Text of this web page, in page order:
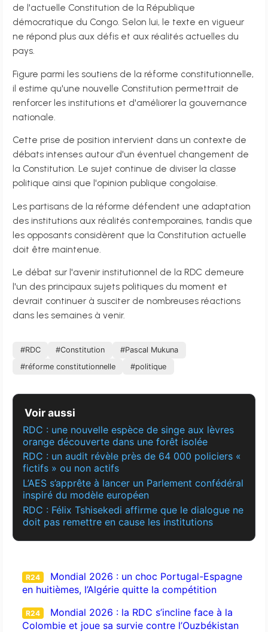
de l'actuelle Constitution de la République
démocratique du Congo. Selon lui, le texte en vigueur
ne répond plus aux défis et aux réalités actuelles du
pays.
Figure parmi les soutiens de la réforme constitutionnelle,
il estime qu'une nouvelle Constitution permettrait de
renforcer les institutions et d'améliorer la gouvernance
nationale.
Cette prise de position intervient dans un contexte de
débats intenses autour d'un éventuel changement de
la Constitution. Le sujet continue de diviser la classe
politique ainsi que l'opinion publique congolaise.
Les partisans de la réforme défendent une adaptation
des institutions aux réalités contemporaines, tandis que
les opposants considèrent que la Constitution actuelle
doit être maintenue.
Le débat sur l'avenir institutionnel de la RDC demeure
l'un des principaux sujets politiques du moment et
devrait continuer à susciter de nombreuses réactions
dans les semaines à venir.
#RDC #Constitution
#Pascal Mukuna
#réforme constitutionnelle
#politique
Voir aussi
RDC : une nouvelle espèce de singe aux lèvres
orange découverte dans une forêt isolée
RDC : un audit révèle près de 64 000 policiers «
fictifs » ou non actifs
L’AES s’apprête à lancer un Parlement confédéral
inspiré du modèle européen
RDC : Félix Tshisekedi affirme que le dialogue ne
doit pas remettre en cause les institutions
R24
Mondial 2026 : un choc Portugal-Espagne
en huitièmes, l’Algérie quitte la compétition
R24
Mondial 2026 : la RDC s’incline face à la
Colombie et joue sa survie contre l’Ouzbékistan